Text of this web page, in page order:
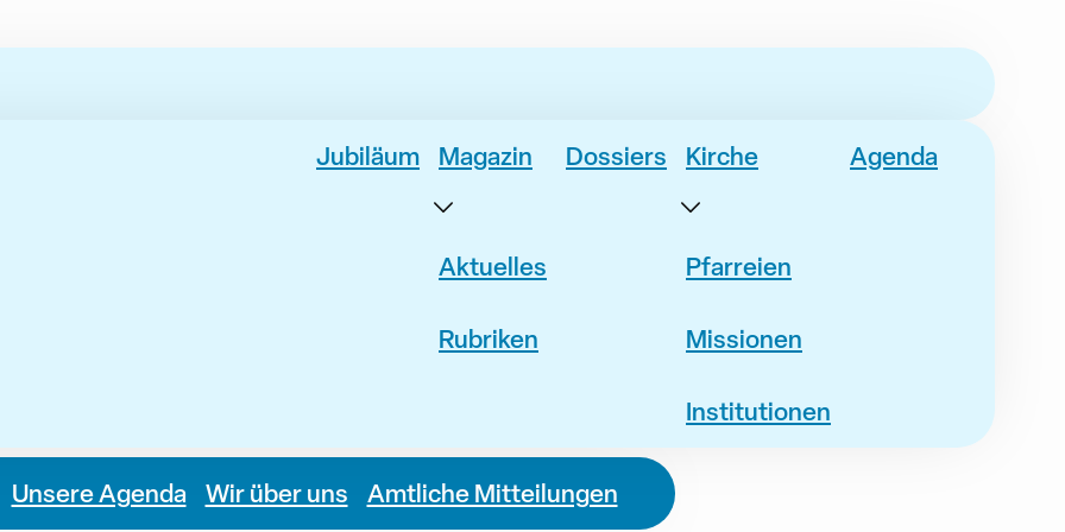
Jubiläum Magazin
Aktuelles
Rubriken
Dossiers Kirche
Pfarreien
Missionen
Institutionen
Agenda
Unsere Agenda Wir über uns Amtliche Mitteilungen